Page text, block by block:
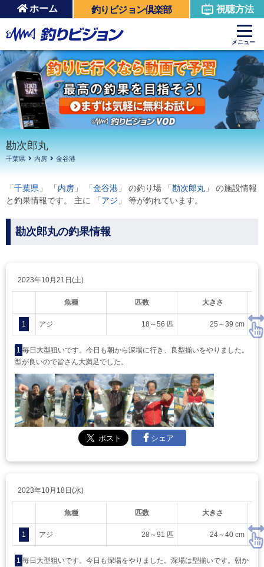
ホーム 釣りビジョン倶楽部 視聴方法
メニュー
勘次郎丸
千葉県 内房 金谷港
「 千葉県 」 「 内房 」 「 金谷港 」 の釣り場 「 勘次郎丸 」 の施設情報
と釣果情報です。 主に 「 アジ 」 等が釣れています。
勘次郎丸の釣果情報
2023年10月21日(土)
魚種 匹数 大きさ
1 アジ 18～56 匹 25～39 cm
1 毎日大型狙いです。今日も朝から深場に行き、良型揃いをやりました。
型が良いので皆さん大満足でした。
シェア
2023年10月18日(水)
魚種 匹数 大きさ
1 アジ 28～91 匹 24～40 cm
1 毎日大型狙いです。今日も深場をやりました。深場は型揃いです。朝か
周辺の施設を見る